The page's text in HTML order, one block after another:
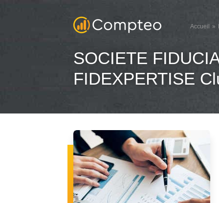
Accueil
SOCIETE
FIDEXPERTISE